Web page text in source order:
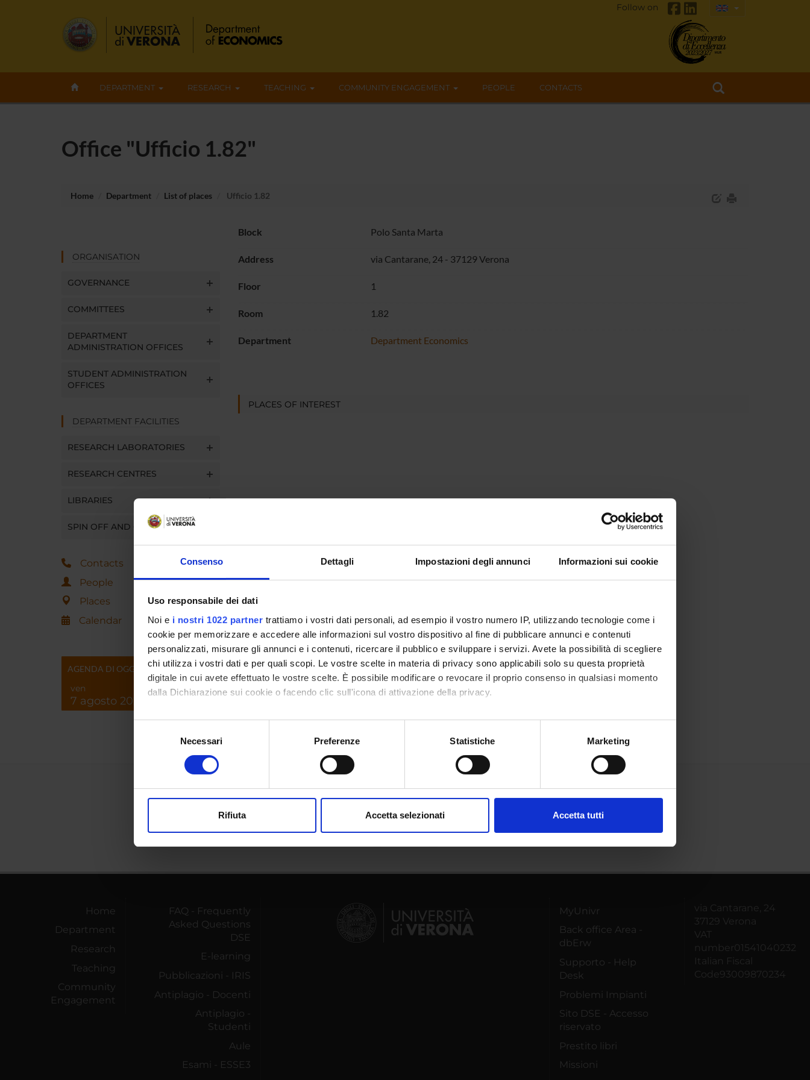
Consenso Dettagli Impostazioni degli annunci Informazioni sui cookie
Uso responsabile dei dati
Noi e i nostri 1022 partner trattiamo i vostri dati personali, ad esempio il vostro numero IP, utilizzando tecnologie come i
cookie per memorizzare e accedere alle informazioni sul vostro dispositivo al fine di pubblicare annunci e contenuti
personalizzati, misurare gli annunci e i contenuti, ricercare il pubblico e sviluppare i servizi. Avete la possibilità di scegliere
chi utilizza i vostri dati e per quali scopi. Le vostre scelte in materia di privacy sono applicabili solo su questa proprietà
digitale in cui avete effettuato le vostre scelte. È possibile modificare o revocare il proprio consenso in qualsiasi momento
dalla Dichiarazione sui cookie o facendo clic sull'icona di attivazione della privacy.
Con il tuo consenso, vorremmo anche:
raccogliere informazioni sulla tua posizione geografica, con un'approssimazione di qualche metro,
digitali).
modificare o ritirare il tuo consenso in qualsiasi momento dalla Dichiarazione sui cookie.
Necessari Preferenze Statistiche Marketing
Rifiuta Accetta selezionati Accetta tutti
Follow on
DEPARTMENT RESEARCH TEACHING COMMUNITY ENGAGEMENT PEOPLE CONTACTS
Office "Ufficio 1.82"
Home Department List of places Ufficio 1.82
ORGANISATION
GOVERNANCE
COMMITTEES
DEPARTMENT
ADMINISTRATION OFFICES
STUDENT ADMINISTRATION
OFFICES
DEPARTMENT FACILITIES
RESEARCH LABORATORIES
RESEARCH CENTRES
LIBRARIES
SPIN OFF AND COMPANIES
Contacts
People
Places
Calendar
AGENDA DI OGGI
ven
7 agosto 2026
Block Polo Santa Marta
Address via Cantarane, 24 - 37129 Verona
Floor 1
Room 1.82
Department Department Economics
PLACES OF INTEREST
Home
Department
Research
Teaching
Community
Engagement
FAQ - Frequently
Asked Questions
DSE
E-learning
Pubblicazioni - IRIS
Antiplagio - Docenti
Antiplagio -
Studenti
Aule
Esami - ESSE3
MyUnivr
Back office Area -
dbErw
Supporto - Help
Desk
Problemi Impianti
Sito DSE - Accesso
riservato
Prestito libri
Missioni
via Cantarane, 24
37129 Verona
VAT
number01541040232
Italian Fiscal
Code93009870234